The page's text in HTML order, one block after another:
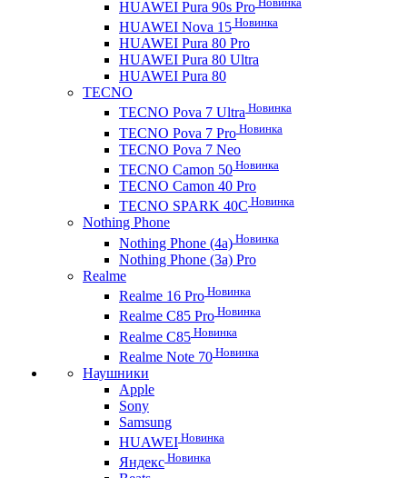
HUAWEI Pura 90s Pro
HUAWEI Nova 15 Новинка
HUAWEI Pura 80 Pro
HUAWEI Pura 80 Ultra
HUAWEI Pura 80
TECNO
TECNO Pova 7 Ultra Новинка
TECNO Pova 7 Pro Новинка
TECNO Pova 7 Neo
TECNO Camon 50 Новинка
TECNO Camon 40 Pro
TECNO SPARK 40C Новинка
Nothing Phone
Nothing Phone (4a) Новинка
Nothing Phone (3a) Pro
Realme
Realme 16 Pro Новинка
Realme C85 Pro Новинка
Realme C85 Новинка
Realme Note 70 Новинка
Наушники
Apple
Sony
Samsung
HUAWEI Новинка
Яндекс Новинка